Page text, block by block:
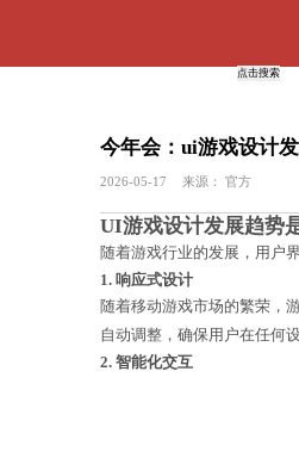
今年会：ui
2026-05-17 来
UI游戏设计
随着游戏行业
随着移动游戏